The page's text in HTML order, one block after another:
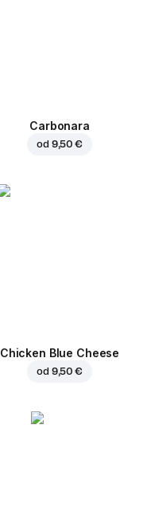
Carbonara
od 9,50 €
Chicken Blue Cheese
od 9,50 €